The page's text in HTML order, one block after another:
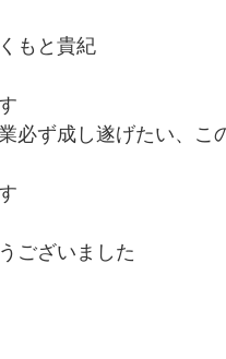
もと貴紀
必ず成し遂げたい、こ
ございました